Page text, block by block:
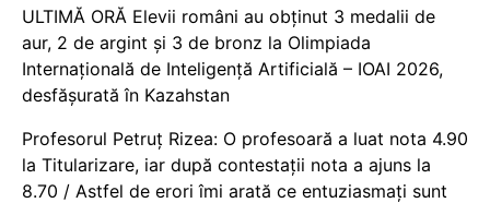
ULTIMĂ ORĂ Elevii români au obținut 3 medalii de
aur, 2 de argint și 3 de bronz la Olimpiada
Internațională de Inteligență Artificială – IOAI 2026,
desfășurată în Kazahstan
Profesorul Petruț Rizea: O profesoară a luat nota 4.90
la Titularizare, iar după contestații nota a ajuns la
8.70 / Astfel de erori îmi arată ce entuziasmați sunt